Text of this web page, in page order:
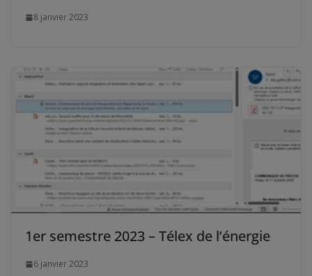
8 janvier 2023
1er semestre 2023 – Télex de l’énergie
6 janvier 2023